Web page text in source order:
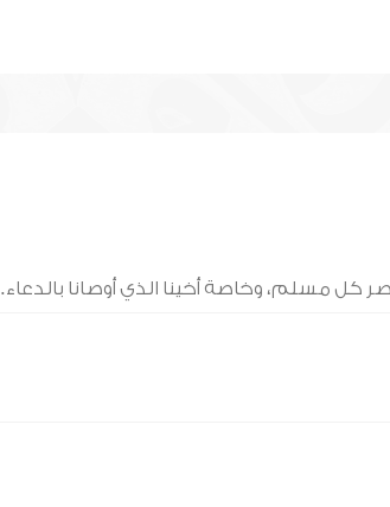
كل مسلم، وخاصة أخينا الذي أوصانا بالدعاء.